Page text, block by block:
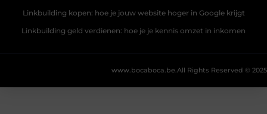
Linkbuilding kopen: hoe je jouw website hoger in Google krijgt
Linkbuilding geld verdienen: hoe je je kennis omzet in inkomen
All Rights Reserved © 2025
www.bocaboca.be.